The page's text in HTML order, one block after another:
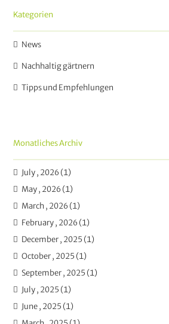
Kategorien
News
Nachhaltig gärtnern
Tipps und Empfehlungen
Monatliches Archiv
July , 2026 (1)
May , 2026 (1)
March , 2026 (1)
February , 2026 (1)
December , 2025 (1)
October , 2025 (1)
September , 2025 (1)
July , 2025 (1)
June , 2025 (1)